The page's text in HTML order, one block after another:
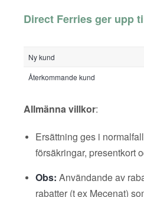
Direct Ferries ger upp
Ny kund
Återkommande kund
Allmänna villkor:
Ersättning ges i
försäkringar, presentkort
Obs: Användande av
rabatter (t ex Mecenat)